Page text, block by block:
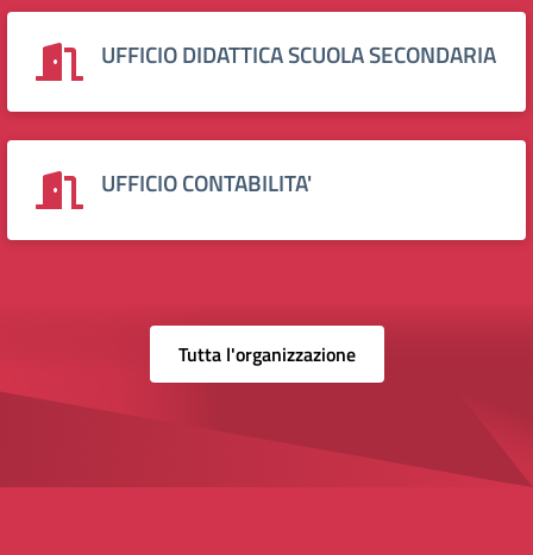
UFFICIO DIDATTICA SCUOLA SECONDARIA
UFFICIO CONTABILITA'
Tutta l'organizzazione